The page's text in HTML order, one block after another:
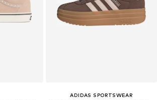
ADIDAS SPORTSWEAR